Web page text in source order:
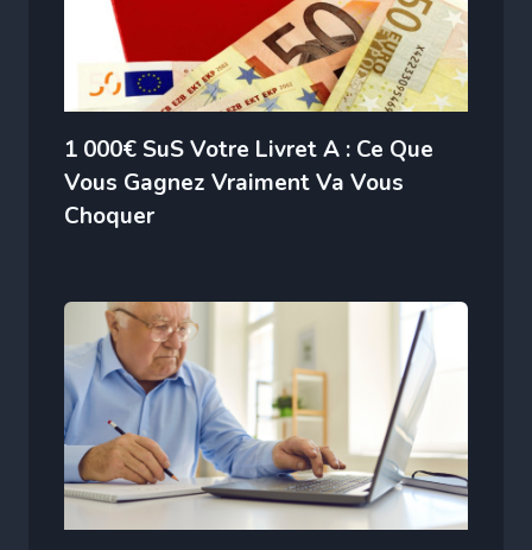
1 000€ SuS Votre Livret A : Ce Que
Vous Gagnez Vraiment Va Vous
Choquer